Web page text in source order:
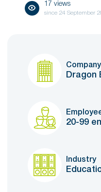
17 views
since 24 September
Dragon
20-99
Industry